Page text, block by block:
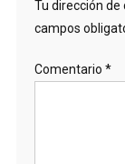
Tu dirección de
campos
Comentario *